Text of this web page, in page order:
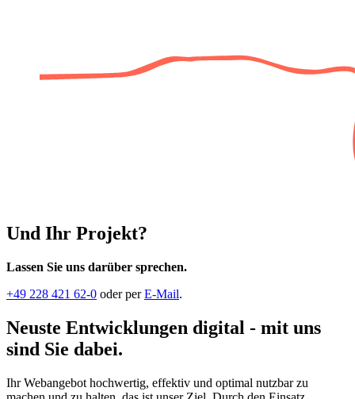
Und Ihr Projekt?
Lassen Sie uns darüber sprechen.
+49 228 421 62-0 oder perE-Mail.
Neuste Entwicklungen digital - mit uns
sind Sie dabei.
Ihr Webangebot hochwertig, effektiv und optimal nutzbar zu